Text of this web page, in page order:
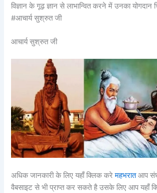
विज्ञान के गूढ़ ज्ञान से लाभान्वित करने में उनका योगदान
#आचार्य सुश्रुत जी
आचार्य सुश्रुत जी
अधिक जानकारी के लिए यहाँ क्लिक करेमहभरातआप संघ
वैबसाइट से भी प्राप्त कर सकते है उसके लिए आप यहाँ